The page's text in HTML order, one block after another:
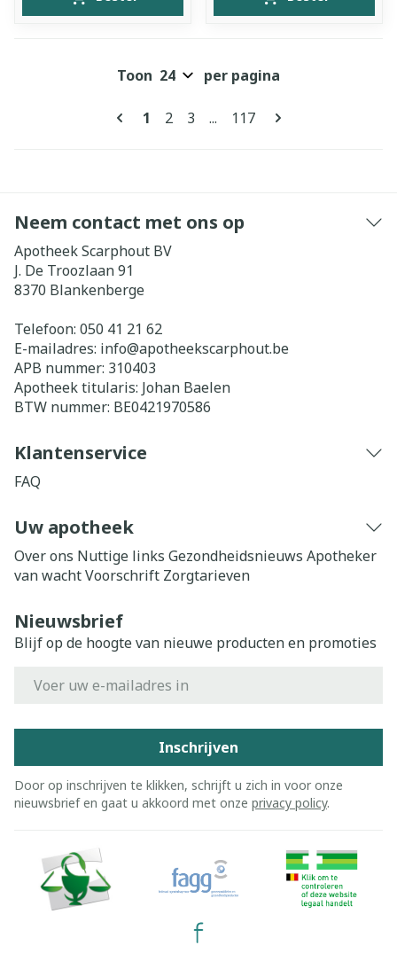
Pagina's
U lees momenteel pagina
1 Pagina
2 Pagina
3 ... Pagina
117
Toon per pagina
Neem contact met ons op
Apotheek Scarphout BV
J. De Troozlaan 91
8370 Blankenberge
Telefoon: 050 41 21 62
E-mailadres: info@apotheekscarphout.be
APB nummer: 310403
Apotheek titularis: Johan Baelen
BTW nummer: BE0421970586
Klantenservice
FAQ
Uw apotheek
Over ons Nuttige links Gezondheidsnieuws Apotheker
van wachtVoorschrift Zorgtarieven
Nieuwsbrief
Blijf op de hoogte van nieuwe producten en promoties
Inschrijven
Door op inschrijven te klikken, schrijft u zich in voor onze
nieuwsbrief en gaat u akkoord met onze privacy policy.